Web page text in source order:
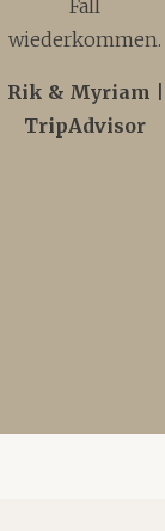
Fall
wiederkommen.
Rik & Myriam |
TripAdvisor